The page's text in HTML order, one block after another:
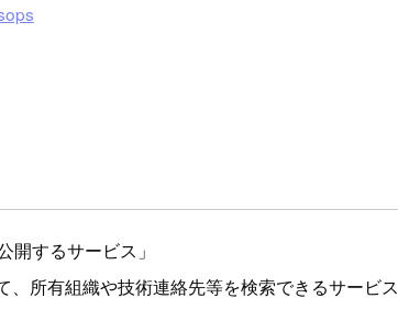
開するサービス」
所有組織や技術連絡先等を検索できるサービス